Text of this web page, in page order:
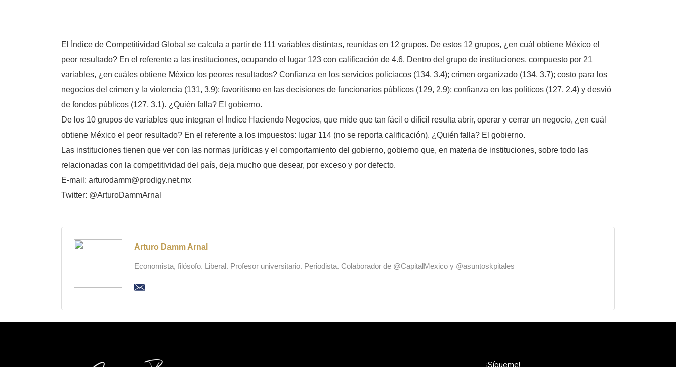
El Índice de Competitividad Global se calcula a partir de 111 variables distintas, reunidas en 12 grupos. De estos 12 grupos, ¿en cuál obtiene México el
peor resultado? En el referente a las instituciones, ocupando el lugar 123 con calificación de 4.6. Dentro del grupo de instituciones, compuesto por 21
variables, ¿en cuáles obtiene México los peores resultados? Confianza en los servicios policiacos (134, 3.4); crimen organizado (134, 3.7); costo para los
negocios del crimen y la violencia (131, 3.9); favoritismo en las decisiones de funcionarios públicos (129, 2.9); confianza en los políticos (127, 2.4) y desvió
de fondos públicos (127, 3.1). ¿Quién falla? El gobierno.
De los 10 grupos de variables que integran el Índice Haciendo Negocios, que mide que tan fácil o difícil resulta abrir, operar y cerrar un negocio, ¿en cuál
obtiene México el peor resultado? En el referente a los impuestos: lugar 114 (no se reporta calificación). ¿Quién falla? El gobierno.
Las instituciones tienen que ver con las normas jurídicas y el comportamiento del gobierno, gobierno que, en materia de instituciones, sobre todo las
relacionadas con la competitividad del país, deja mucho que desear, por exceso y por defecto.
E-mail: arturodamm@prodigy.net.mx
Twitter: @ArturoDammArnal
Arturo Damm Arnal
Economista, filósofo. Liberal. Profesor universitario. Periodista. Colaborador de @CapitalMexico y @asuntoskpitales